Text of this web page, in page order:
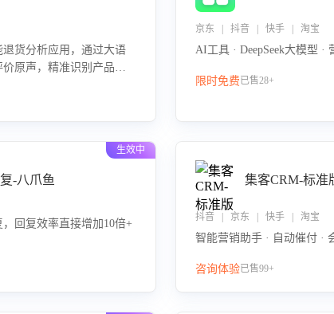
货分析应用，通过大语
原声，精准识别产品质
品迭代，从根本上降低
京东 | 抖音 | 快手 | 淘宝
AI工具 · DeepSeek大模型 ·
限时免费已售28+
生效中
-八爪鱼
回复效率直接增加10倍+
集客CRM-标准
抖音 | 京东 | 快手 | 淘宝
智能营销助手 · 自动催付 ·
咨询体验已售99+